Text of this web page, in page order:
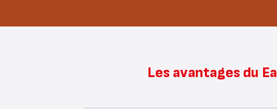
Les avantages du